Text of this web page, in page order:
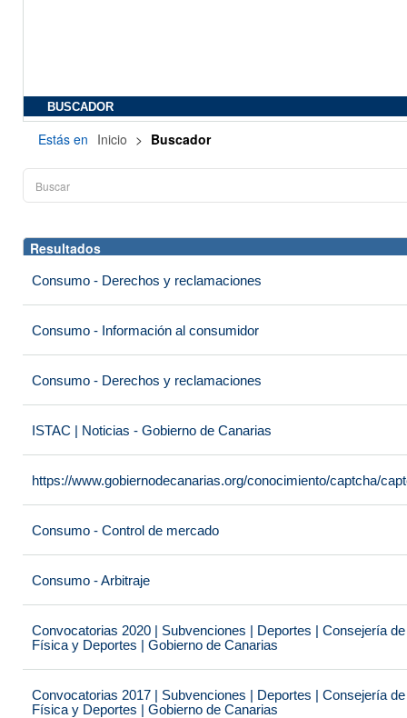
BUSCADOR
Estás en Inicio > Buscador
Resultados
Consumo - Derechos y reclamaciones
Consumo - Información al consumidor
Consumo - Derechos y reclamaciones
ISTAC | Noticias - Gobierno de Canarias
https://www.gobiernodecanarias.org/conocimiento/captcha/
Consumo - Control de mercado
Consumo - Arbitraje
Convocatorias 2020 | Subvenciones | Deportes | Consejería
Física y Deportes | Gobierno de Canarias
Convocatorias 2017 | Subvenciones | Deportes | Consejería
Física y Deportes | Gobierno de Canarias